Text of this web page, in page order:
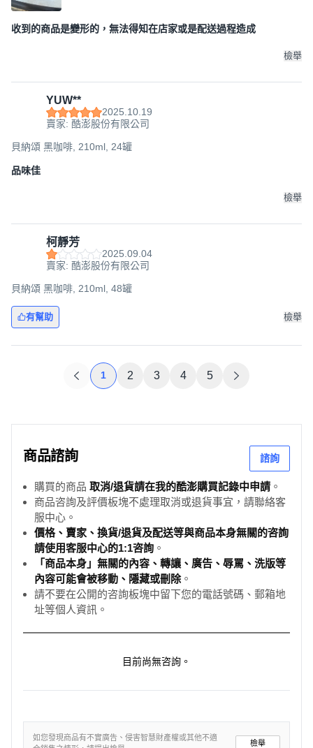
收到的商品是變形的，無法得知在店家或是配送過程造成
檢舉
YUW**
2025.10.19
賣家: 酷澎股份有限公司
貝納頌 黑咖啡, 210ml, 24罐
品味佳
檢舉
柯靜芳
2025.09.04
賣家: 酷澎股份有限公司
貝納頌 黑咖啡, 210ml, 48罐
有幫助 檢舉
1 2 3 4 5
商品諮詢 諮詢
購買的商品 取消/退貨請在我的酷澎購買記錄中申請 。
商品咨詢及評價板塊不處理取消或退貨事宜，請聯絡客
服中心。
價格、賣家、換貨/退貨及配送等與商品本身無關的咨詢
請使用客服中心的1:1咨詢 。
「商品本身」無關的內容、轉讓、廣告、辱罵、洗版等
內容可能會被移動、隱藏或刪除。
請不要在公開的咨詢板塊中留下您的電話號碼、郵箱地
址等個人資訊。
目前尚無咨詢。
如您發現商品有不實廣告、侵害智慧財產權或其他不適
檢舉